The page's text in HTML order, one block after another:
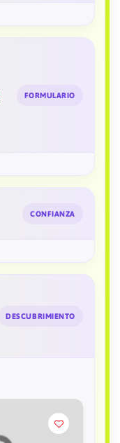
FORMULARIO
CONFIANZA
DESCUBRIMIENTO